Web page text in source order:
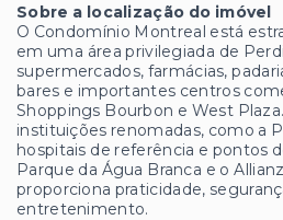
Sobre a localização do imóvel
O Condomínio Montreal está
em uma área privilegiada de
supermercados, farmácias,
bares e importantes centros
Shoppings Bourbon e West
instituições renomadas, como a
hospitais de referência e pontos
Parque da Água Branca e o
proporciona praticidade,
entretenimento.